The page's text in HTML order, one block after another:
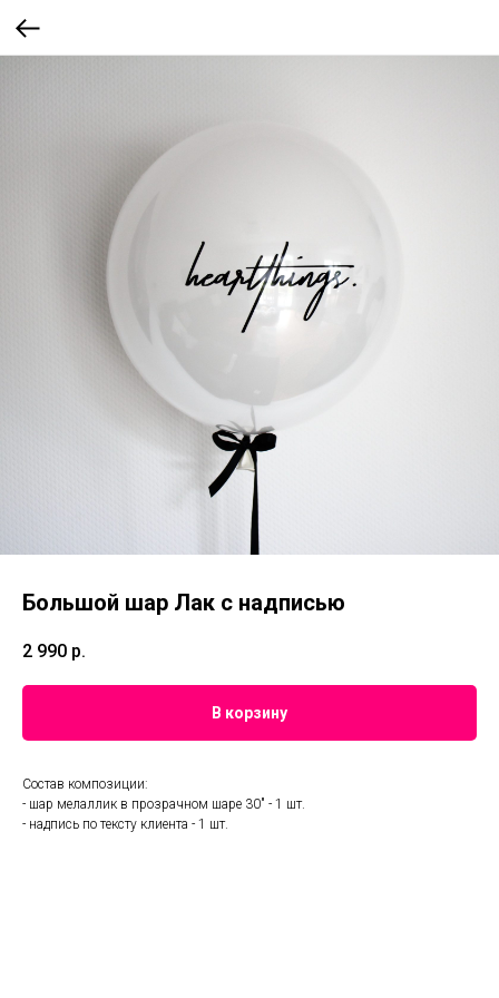
Большой шар Лак с надписью
2 990 р.
В корзину
Состав композиции:
- шар мелаллик в прозрачном шаре 30" - 1 шт.
- надпись по тексту клиента - 1 шт.